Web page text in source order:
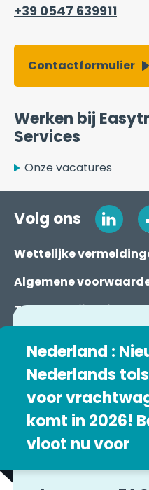
Nederland :
Nederlands
voor
komt in 2026!
vloot nu voor
Contactformulier
Services
Easytrip Transport Services
Wettelijke
Algemene
Toegankelijkheid